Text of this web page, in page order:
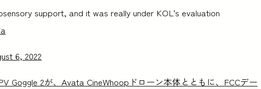
support, and it was really under KOL's evaluation
6, 2022
Goggle 2が、Avata CineWhoopドローン本体とともに、FCCデー